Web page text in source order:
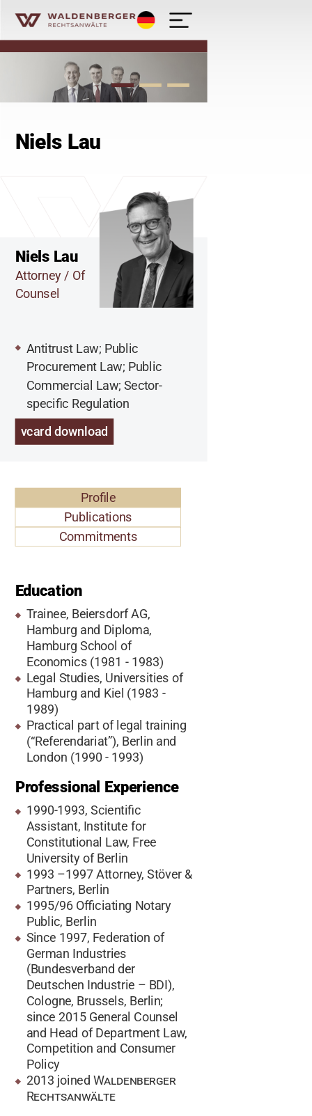
Deutsch
Niels Lau
Niels Lau
Attorney / Of
Counsel
Antitrust Law; Public
Procurement Law; Public
Commercial Law; Sector-
specific Regulation
vcard download
Profile
Publications
Commitments
Education
Trainee, Beiersdorf AG,
Hamburg and Diploma,
Hamburg School of
Economics (1981 - 1983)
Legal Studies, Universities of
Hamburg and Kiel (1983 -
1989)
Practical part of legal training
(“Referendariat”), Berlin and
London (1990 - 1993)
Professional Experience
1990-1993, Scientific
Assistant, Institute for
Constitutional Law, Free
University of Berlin
1993 –1997 Attorney, Stöver &
Partners, Berlin
1995/96 Officiating Notary
Public, Berlin
Since 1997, Federation of
German Industries
(Bundesverband der
Deutschen Industrie – BDI),
Cologne, Brussels, Berlin;
since 2015 General Counsel
and Head of Department Law,
Competition and Consumer
Policy
2013 joined Waldenberger
Rechtsanwälte